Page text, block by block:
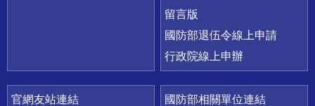
留言版
國防部退伍令線上申請
行政院線上申辦
官網友站連結
國防部相關單位連結